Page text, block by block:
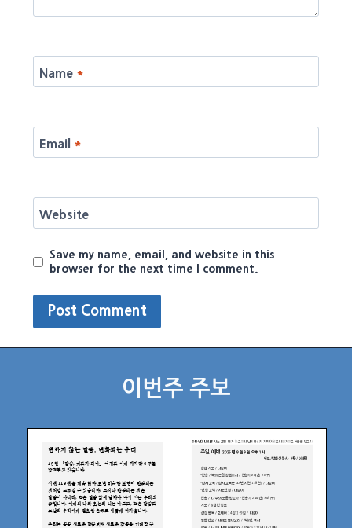
Name *
Email *
Website
Save my name, email, and website in this
browser for the next time I comment.
이번주 주보